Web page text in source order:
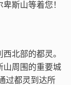
斯山等着您！
北部的都灵。
山周围的重要城
过都灵到达所